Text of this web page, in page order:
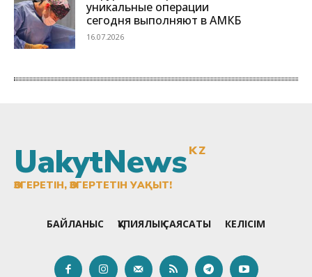
UakytNewsKZ
ӨЗГЕРЕТІН, ӨЗГЕРТЕТІН УАҚЫТ!
БАЙЛАНЫС ҚҰПИЯЛЫҚ САЯСАТЫ КЕЛІСІМ